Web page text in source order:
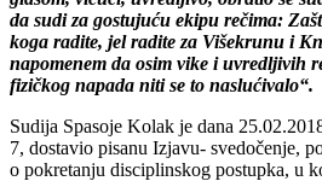
da sudi za gostujuću ekipu rečima:
koga radite, jel radite za Višekrunu i
napomenem da osim vike i uvredljivih
fizičkog napada niti se to naslućivalo“.
Sudija Spasoje Kolak je dana
7, dostavio pisanu Izjavu- svedočenje,
o pokretanju disciplinskog postupka, u